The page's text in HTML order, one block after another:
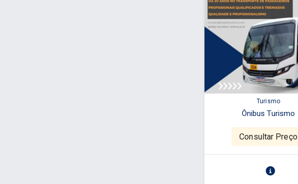
Turismo
Ônibus Turismo
Consultar Preço